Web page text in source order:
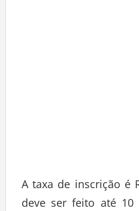
A taxa de inscrição é
deve ser feito até